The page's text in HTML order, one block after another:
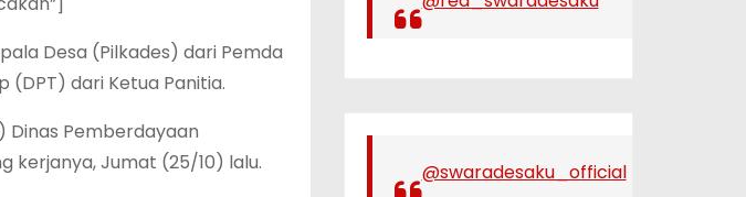
Desa (Pilkades) dari Pemda
dari Ketua Panitia.
Dinas Pemberdayaan
kerjanya, Jumat (25/10) lalu.
@swaradesaku_official